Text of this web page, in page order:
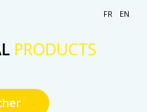
FR EN
PRODUCTS